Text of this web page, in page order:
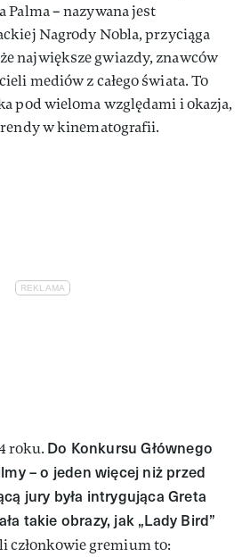
Palma – nazywana jest
Nagrody Nobla, przyciąga
największe gwiazdy, znawców
mediów z całego świata. To
pod wieloma względami i okazja,
w kinematografii.
roku. Do Konkursu Głównego
– o jeden więcej niż przed
jury była intrygująca Greta
takie obrazy, jak „Lady Bird”
członkowie gremium to: